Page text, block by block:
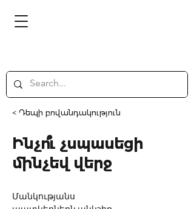
< Դեպի բովանդակություն
Ինչո՞ւ չսպասեցի
մինչեվ վերջ
Մանկությանս